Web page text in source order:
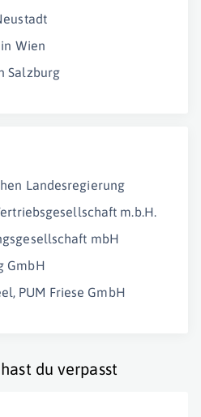
Wien
Salzburg
Landesregierung
m.b.H.
mbH
GmbH
PUM Friese GmbH
du verpasst